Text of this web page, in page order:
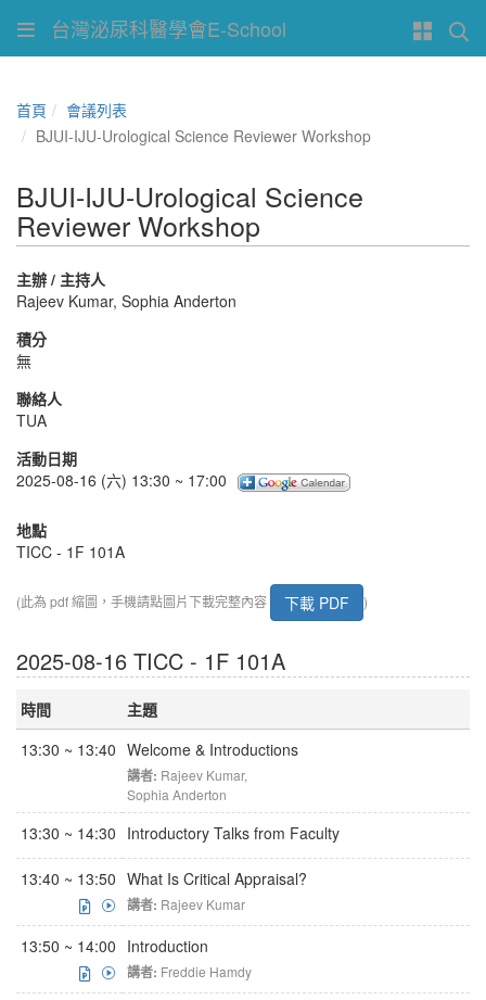
台灣泌尿科醫學會E-School
首頁
會議列表
BJUI-IJU-Urological Science Reviewer Workshop
BJUI-IJU-Urological Science
Reviewer Workshop
主辦 / 主持人
Rajeev Kumar, Sophia Anderton
積分
無
聯絡人
TUA
活動日期
2025-08-16 (六) 13:30 ~ 17:00
地點
TICC - 1F 101A
(此為 pdf 縮圖，手機請點圖片下載完整內容 下載 PDF )
2025-08-16 TICC - 1F 101A
時間
主題
13:30 ~ 13:40 Welcome & Introductions
講者: Rajeev Kumar,
Sophia Anderton
13:30 ~ 14:30 Introductory Talks from Faculty
13:40 ~ 13:50 What Is Critical Appraisal?
講者: Rajeev Kumar
13:50 ~ 14:00 Introduction
講者: Freddie Hamdy